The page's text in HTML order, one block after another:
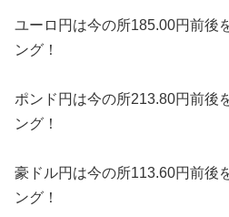
ユーロ円は今の所185.00円前後
ング！
ポンド円は今の所213.80円前後
ング！
豪ドル円は今の所113.60円前後
ング！